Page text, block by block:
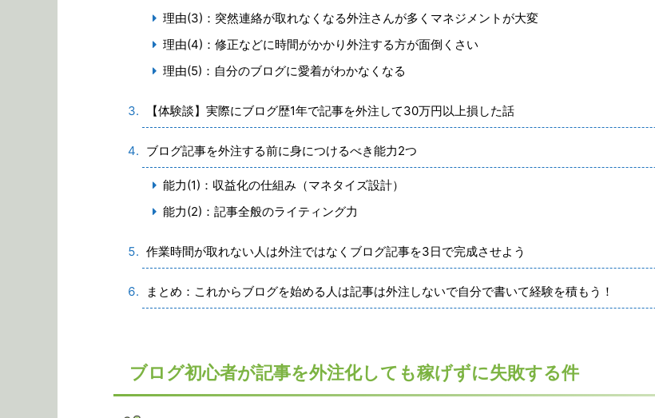
理由(3)：突然連絡が取れなくなる外注さんが多くマネジメントが大変
理由(4)：修正などに時間がかかり外注する方が面倒くさい
理由(5)：自分のブログに愛着がわかなくなる
【体験談】実際にブログ歴1年で記事を外注して30万円以上損した話
ブログ記事を外注する前に身につけるべき能力2つ
能力(1)：収益化の仕組み（マネタイズ設計）
能力(2)：記事全般のライティング力
作業時間が取れない人は外注ではなくブログ記事を3日で完成させよう
まとめ：これからブログを始める人は記事は外注しないで自分で書いて経験を積もう！
ブログ初心者が記事を外注化しても稼げずに失敗する件